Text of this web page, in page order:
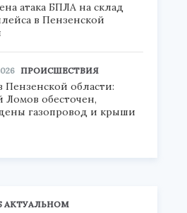
атака БПЛА на склад
в Пензенской
ПРОИСШЕСТВИЯ
Пензенской области:
обесточен,
газопровод и крыши
АКТУАЛЬНОМ